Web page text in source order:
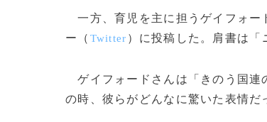
一方、育児を主に担うゲイフォー
ー（ Twitter ）に投稿した。肩書は「
ゲイフォードさんは「きのう国連
の時、彼らがどんなに驚いた表情